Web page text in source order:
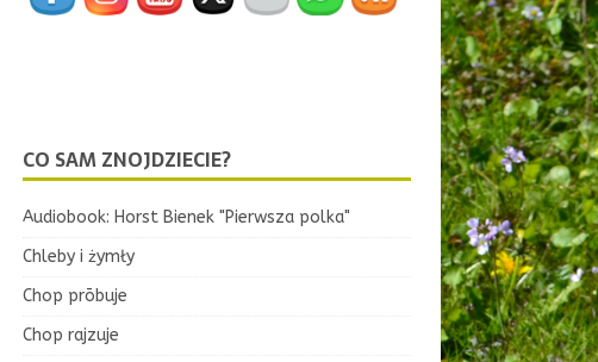
CO SAM ZNOJDZIECIE?
Audiobook: Horst Bienek "Pierwsza polka"
Chleby i żymły
Chop prōbuje
Chop rajzuje